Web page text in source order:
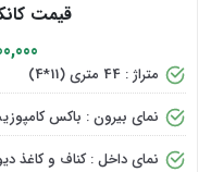
قیمت کانکس
متراژ : 44 متری (11*4)
نمای بیرون : باکس
نمای داخل : کناف و کاغذ